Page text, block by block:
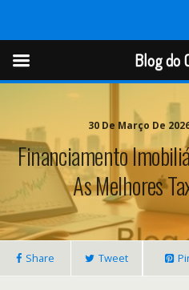
Blog do
30 De Março De
Financiamento
As Melhores
Share Tweet
Blog do